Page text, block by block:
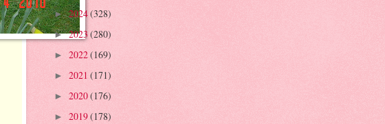
►2024(328)
►2023 (280)
► 2022(169)
► 2021 (171)
► 2020(176)
► 2019(178)